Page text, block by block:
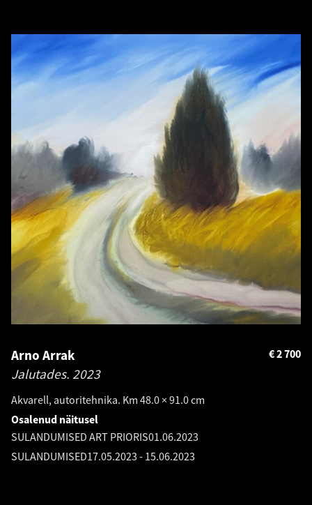
Arno Arrak
Jalutades. 2023
Akvarell, autoritehnika. Km 48.0 × 91.0 cm
2 700
€
Osalenud näitusel
SULANDUMISED ART PRIORIS01.06.2023
SULANDUMISED17.05.2023 - 15.06.2023